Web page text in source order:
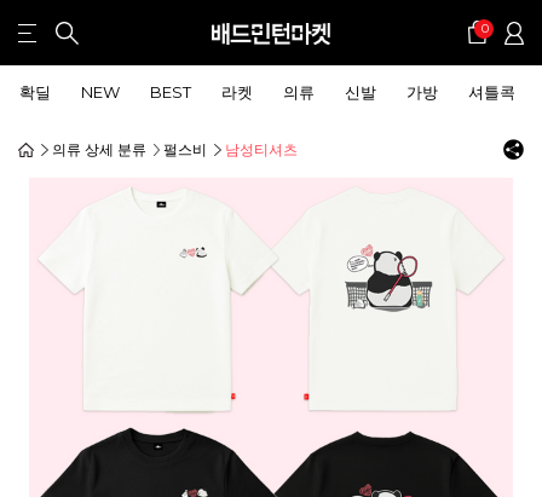
0
확딜 NEW BEST 라켓 의류 신발 가방 셔틀콕
의류 상세 분류 펄스비 남성티셔츠